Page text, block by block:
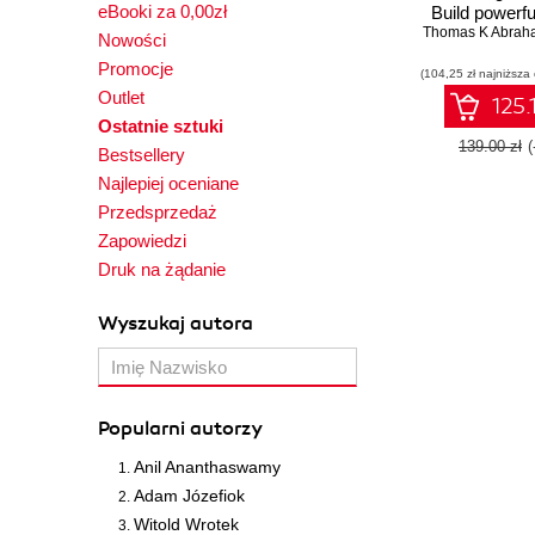
eBooki za 0,00zł
Nowości
Promocje
Outlet
Ostatnie sztuki
Bestsellery
Najlepiej oceniane
Przedsprzedaż
Zapowiedzi
Druk na żądanie
Wyszukaj autora
Popularni autorzy
Anil Ananthaswamy
Adam Józefiok
Witold Wrotek
Build
with
Thomas K
(104,25 zł
139.00 zł